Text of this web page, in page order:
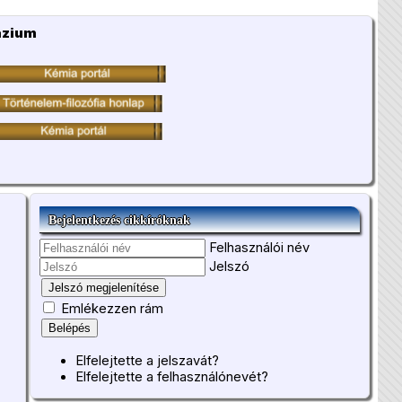
Bejelentkezés cikkíróknak
Felhasználói név
Jelszó
Jelszó megjelenítése
Emlékezzen rám
Belépés
Elfelejtette a jelszavát?
Elfelejtette a felhasználónevét?